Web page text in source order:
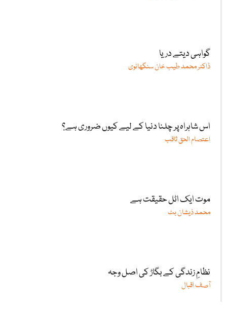
گواہی دیتے دریا
ڈاکٹر محمد طیب خان سنگھانوی
اس شاہراہ پر چلنا دنیا کے لیے کیوں ضروری ہے؟
اعتصام الحق ثاقب
موت ایک اٹل حقیقت ہے
محمد ذیشان بٹ
نظامِ زندگی کے بگاڑ کی اصل وجہ
آصف اقبال